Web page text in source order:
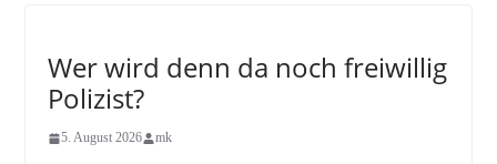
Wer wird denn da noch freiwillig
Polizist?
5. August 2026 mk